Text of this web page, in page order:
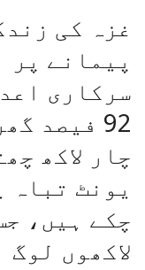
غزہ کی
پیمانے پر
سرکاری
92 فیصد
چار لاکھ
یونٹ تباہ
چکے ہیں،
لاکھوں